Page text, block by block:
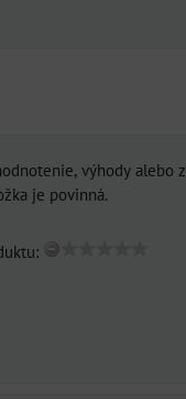
výhody alebo
je povinná.